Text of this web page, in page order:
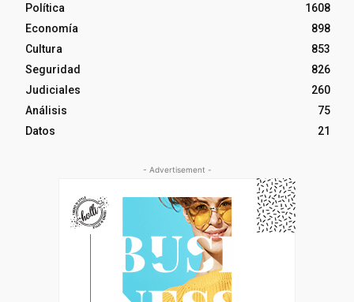
Política
1608
Economía
898
Cultura
853
Seguridad
826
Judiciales
260
Análisis
75
Datos
21
- Advertisement -